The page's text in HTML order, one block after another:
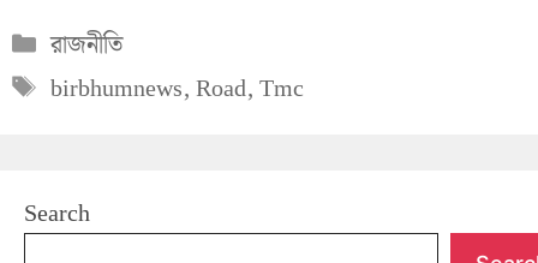
Categories
রাজনীতি
Tags
birbhumnews,Road,Tmc
Search